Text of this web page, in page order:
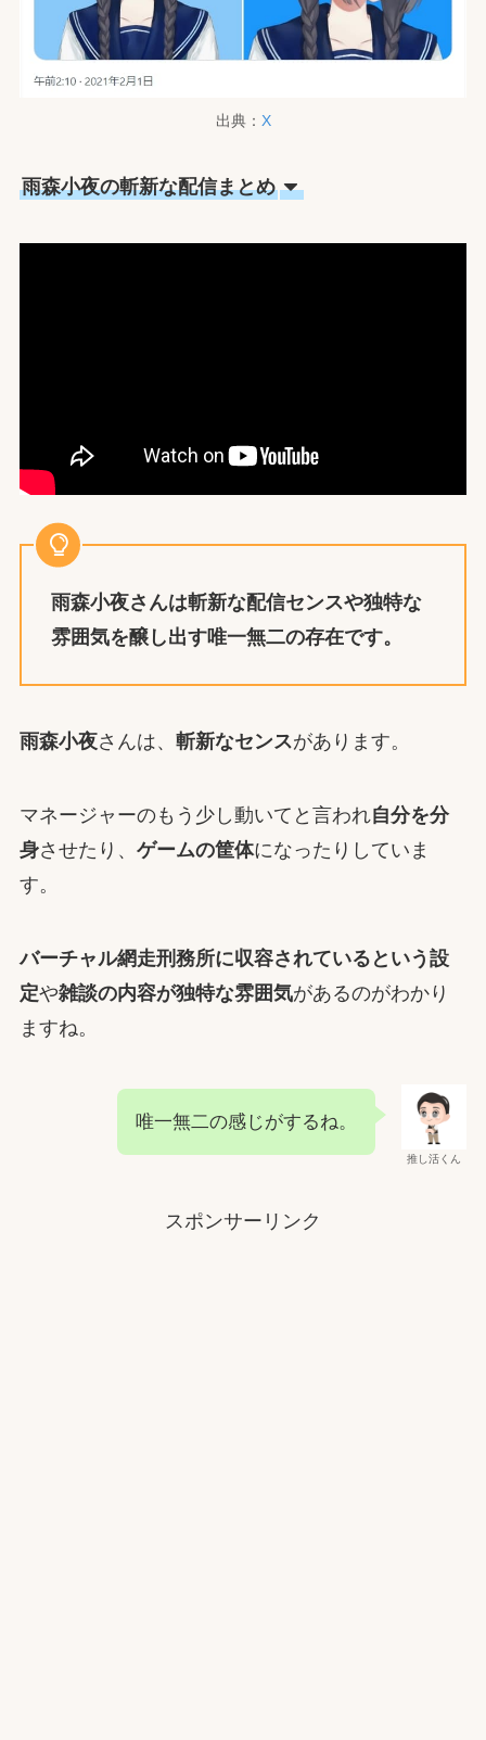
出典： X
雨森小夜の斬新な配信まとめ
雨森小夜さんは斬新な配信センスや独特な
雰囲気を醸し出す唯一無二の存在です。
雨森小夜さんは、 斬新なセンスがあります。
マネージャーのもう少し動いてと言われ自分を分
身させたり、 ゲームの筐体になったりしていま
す。
バーチャル網走刑務所に収容されているという設
定や雑談の内容が独特な雰囲気があるのがわかり
ますね。
推し活くん
唯一無二の感じがするね。
スポンサーリンク